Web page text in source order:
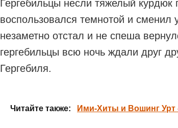
Гергебильцы несли тяжелый курдюк
воспользовался темнотой и сменил
незаметно отстал и не спеша
гергебильцы всю ночь ждали друг
Гергебиля.
Читайте также: Ими-Хиты и Вошинг Урт